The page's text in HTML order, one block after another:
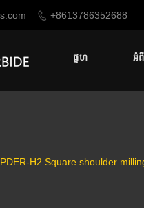
 +8613786352688
ផ្ទហ អំ
H2 Square shoulder